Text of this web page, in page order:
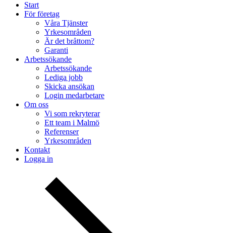
Start
För företag
Våra Tjänster
Yrkesområden
Är det bråttom?
Garanti
Arbetssökande
Arbetssökande
Lediga jobb
Skicka ansökan
Login medarbetare
Om oss
Vi som rekryterar
Ett team i Malmö
Referenser
Yrkesområden
Kontakt
Logga in